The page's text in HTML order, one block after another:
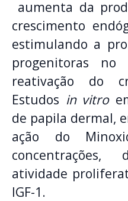
aumenta da
crescimento
estimulando a
progenitoras
reativação do
Estudos in vitro
de papila dermal,
ação do
concentrações,
atividade
IGF-1.